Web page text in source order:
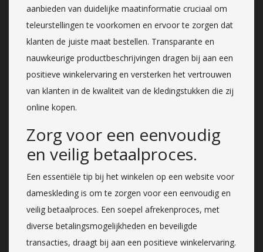
aanbieden van duidelijke maatinformatie cruciaal om
teleurstellingen te voorkomen en ervoor te zorgen dat
klanten de juiste maat bestellen. Transparante en
nauwkeurige productbeschrijvingen dragen bij aan een
positieve winkelervaring en versterken het vertrouwen
van klanten in de kwaliteit van de kledingstukken die zij
online kopen.
Zorg voor een eenvoudig
en veilig betaalproces.
Een essentiële tip bij het winkelen op een website voor
dameskleding is om te zorgen voor een eenvoudig en
veilig betaalproces. Een soepel afrekenproces, met
diverse betalingsmogelijkheden en beveiligde
transacties, draagt bij aan een positieve winkelervaring.